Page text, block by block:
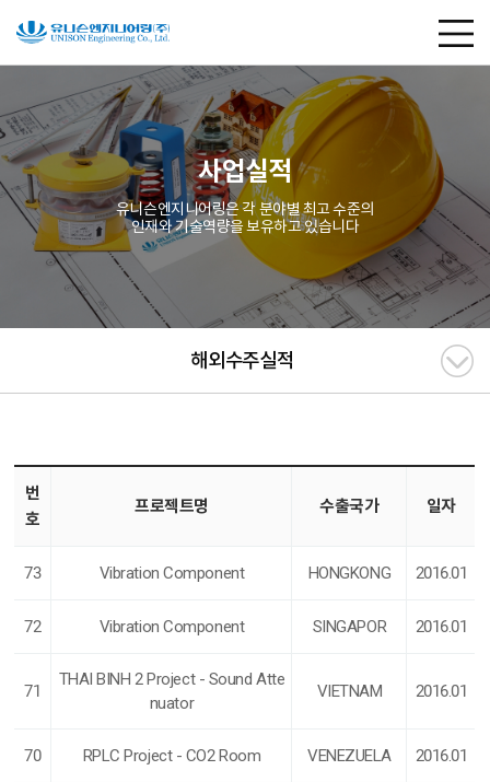
사업실적
유니슨엔지니어링은 각 분야별 최고 수준의
인재와 기술역량을 보유하고 있습니다
해외수주실적
번
호
프로젝트명 수출국가 일자
73 Vibration Component HONGKONG 2016.01
72 Vibration Component SINGAPOR 2016.01
71
THAI BINH 2 Project - Sound Atte
nuator
VIETNAM 2016.01
70 RPLC Project - CO2 Room VENEZUELA 2016.01